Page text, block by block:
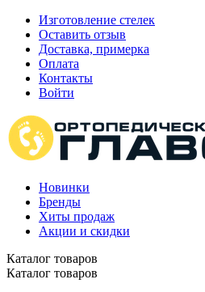
Изготовление стелек
Оставить отзыв
Доставка, примерка
Оплата
Контакты
Войти
Новинки
Бренды
Хиты продаж
Акции и скидки
Каталог товаров
Каталог товаров